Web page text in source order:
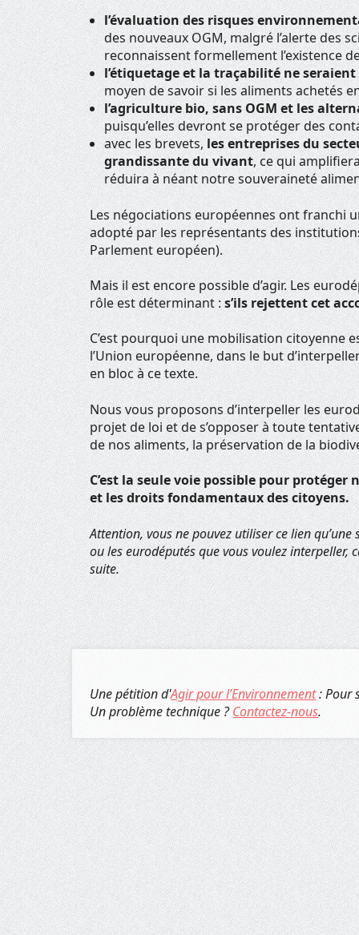
l’évaluation des risques
des nouveaux OGM, malgré l’alerte des
reconnaissent formellement l’existence
l’étiquetage et la traçabilité ne
moyen de savoir si les aliments achetés
l’agriculture bio, sans OGM et les
puisqu’elles devront se protéger des
avec les brevets,les entreprises du
grandissante du vivant, ce qui
réduira à néant notre souveraineté
Les négociations européennes ont franchi
adopté par les représentants des
Parlement européen).
Mais il est encore possible d’agir. Les
rôle est déterminant :s’ils rejettent cet
C’est pourquoi une mobilisation citoyenne
l’Union européenne, dans le but
en bloc à ce texte.
Nous vous proposons d’interpeller les
projet de loi et de s’opposer à toute
de nos aliments, la préservation de la
C’est la seule voie possible pour
et les droits fondamentaux des citoyens.
Attention, vous ne pouvez utiliser ce lien
ou les eurodéputés que vous voulez interpeller,
suite.
Une pétition d'Agir pour l’Environnement: Pour
Un problème technique ?Contactez-nous.